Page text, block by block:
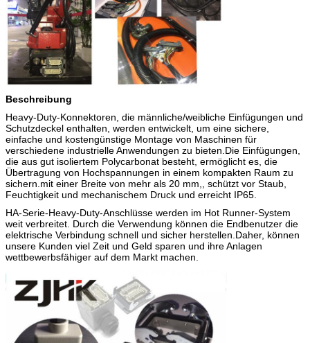
Beschreibung
Heavy-Duty-Konnektoren, die männliche/weibliche Einfügungen und
Schutzdeckel enthalten, werden entwickelt, um eine sichere,
einfache und kostengünstige Montage von Maschinen für
verschiedene industrielle Anwendungen zu bieten.Die Einfügungen,
die aus gut isoliertem Polycarbonat besteht, ermöglicht es, die
Übertragung von Hochspannungen in einem kompakten Raum zu
sichern.mit einer Breite von mehr als 20 mm,, schützt vor Staub,
Feuchtigkeit und mechanischem Druck und erreicht IP65.
HA-Serie-Heavy-Duty-Anschlüsse werden im Hot Runner-System
weit verbreitet. Durch die Verwendung können die Endbenutzer die
elektrische Verbindung schnell und sicher herstellen.Daher, können
unsere Kunden viel Zeit und Geld sparen und ihre Anlagen
wettbewerbsfähiger auf dem Markt machen.